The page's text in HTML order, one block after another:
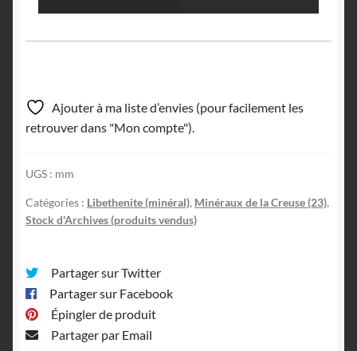
Ajouter à ma liste d’envies (pour facilement les
retrouver dans "Mon compte").
UGS : mm
Catégories : Libethenite (minéral), Minéraux de la Creuse (23),
Stock d'Archives (produits vendus)
Partager sur Twitter
Partager sur Facebook
Épingler de produit
Partager par Email